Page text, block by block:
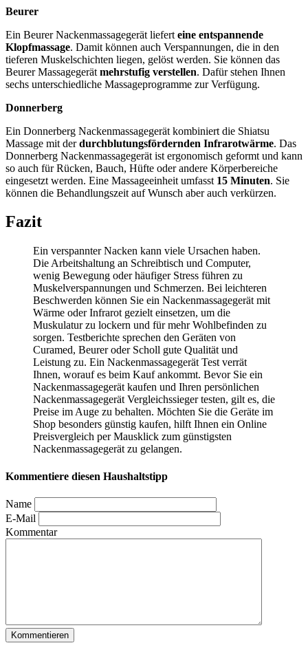
Beurer
Ein Beurer Nackenmassagegerät liefert eine entspannende
Klopfmassage. Damit können auch Verspannungen, die in den
tieferen Muskelschichten liegen, gelöst werden. Sie können das
Beurer Massagegerät mehrstufig verstellen. Dafür stehen Ihnen
sechs unterschiedliche Massageprogramme zur Verfügung.
Donnerberg
Ein Donnerberg Nackenmassagegerät kombiniert die Shiatsu
Massage mit derdurchblutungsfördernden Infrarotwärme. Das
Donnerberg Nackenmassagegerät ist ergonomisch geformt und kann
so auch für Rücken, Bauch, Hüfte oder andere Körperbereiche
eingesetzt werden. Eine Massageeinheit umfasst 15 Minuten. Sie
können die Behandlungszeit auf Wunsch aber auch verkürzen.
Fazit
Ein verspannter Nacken kann viele Ursachen haben.
Die Arbeitshaltung an Schreibtisch und Computer,
wenig Bewegung oder häufiger Stress führen zu
Muskelverspannungen und Schmerzen. Bei leichteren
Beschwerden können Sie ein Nackenmassagegerät mit
Wärme oder Infrarot gezielt einsetzen, um die
Muskulatur zu lockern und für mehr Wohlbefinden zu
sorgen. Testberichte sprechen den Geräten von
Curamed, Beurer oder Scholl gute Qualität und
Leistung zu. Ein Nackenmassagegerät Test verrät
Ihnen, worauf es beim Kauf ankommt. Bevor Sie ein
Nackenmassagegerät kaufen und Ihren persönlichen
Nackenmassagegerät Vergleichssieger testen, gilt es, die
Preise im Auge zu behalten. Möchten Sie die Geräte im
Shop besonders günstig kaufen, hilft Ihnen ein Online
Preisvergleich per Mausklick zum günstigsten
Nackenmassagegerät zu gelangen.
Kommentiere diesen Haushaltstipp
Name
E-Mail
Kommentar